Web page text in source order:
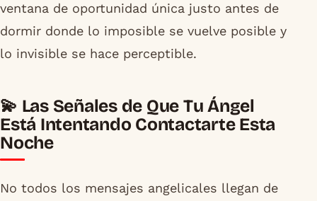
ventana de oportunidad única justo antes de
dormir donde lo imposible se vuelve posible y
lo invisible se hace perceptible.
💫 Las Señales de Que Tu Ángel
Está Intentando Contactarte Esta
Noche
No todos los mensajes angelicales llegan de